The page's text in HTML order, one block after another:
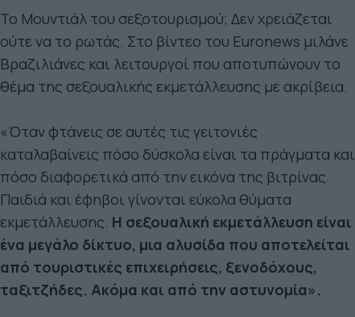
Το Μουντιάλ του σεξοτουρισμού; Δεν χρειάζεται
ούτε να το ρωτάς. Στο βίντεο του Euronews μιλάνε
Βραζιλιάνες και λειτουργοί που αποτυπώνουν το
θέμα της σεξουαλικής εκμετάλλευσης με ακρίβεια.
«Όταν φτάνεις σε αυτές τις γειτονιές
καταλαβαίνεις πόσο δύσκολα είναι τα πράγματα και
πόσο διαφορετικά από την εικόνα της βιτρίνας.
Παιδιά και έφηβοι γίνονται εύκολα θύματα
εκμετάλλευσης. Η σεξουαλική εκμετάλλευση είναι
ένα μεγάλο δίκτυο, μια αλυσίδα που αποτελείται
από τουριστικές επιχειρήσεις, ξενοδόχους,
ταξιτζήδες. Ακόμα και από την αστυνομία».